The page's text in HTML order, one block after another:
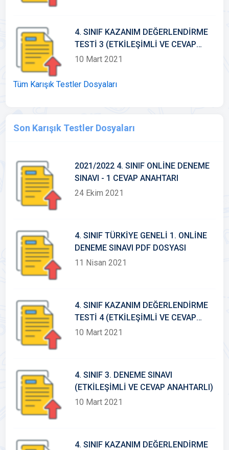
4. SINIF KAZANIM DEĞERLENDİRME
TESTİ 3 (ETKİLEŞİMLİ VE CEVAP
ANAHTARLI)
10 Mart 2021
Tüm Karışık Testler Dosyaları
Son Karışık Testler Dosyaları
2021/2022 4. SINIF ONLİNE DENEME
SINAVI - 1 CEVAP ANAHTARI
24 Ekim 2021
4. SINIF TÜRKİYE GENELİ 1. ONLİNE
DENEME SINAVI PDF DOSYASI
11 Nisan 2021
4. SINIF KAZANIM DEĞERLENDİRME
TESTİ 4 (ETKİLEŞİMLİ VE CEVAP
ANAHTARLI)
10 Mart 2021
4. SINIF 3. DENEME SINAVI
(ETKİLEŞİMLİ VE CEVAP ANAHTARLI)
10 Mart 2021
4. SINIF KAZANIM DEĞERLENDİRME